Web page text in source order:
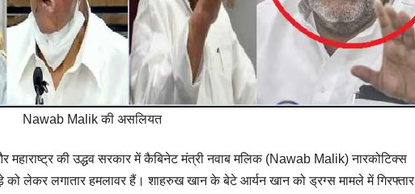
Nawab Malik की असलियत
महाराष्ट्र की उद्धव सरकार में कैबिनेट मंत्री नवाब मलिक (Nawab Malik) नारकोटिक्स
लेकर लगातार हमलावर हैं। शाहरुख खान के बेटे आर्यन खान को ड्रग्स मामले में गिरफ्तार